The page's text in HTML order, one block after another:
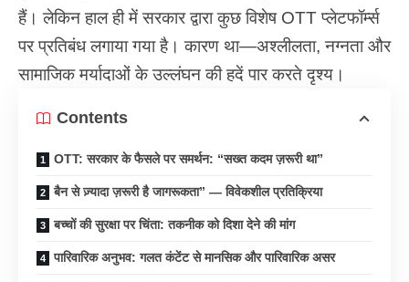
हैं। लेकिन हाल ही में सरकार द्वारा कुछ विशेष OTT प्लेटफॉर्म्स
पर प्रतिबंध लगाया गया है। कारण था—अश्लीलता, नग्नता और
सामाजिक मर्यादाओं के उल्लंघन की हदें पार करते दृश्य।
Contents
OTT: सरकार के फैसले पर समर्थन: “सख्त कदम ज़रूरी था”
बैन से ज़्यादा ज़रूरी है जागरूकता” — विवेकशील प्रतिक्रिया
बच्चों की सुरक्षा पर चिंता: तकनीक को दिशा देने की मांग
पारिवारिक अनुभव: गलत कंटेंट से मानसिक और पारिवारिक असर